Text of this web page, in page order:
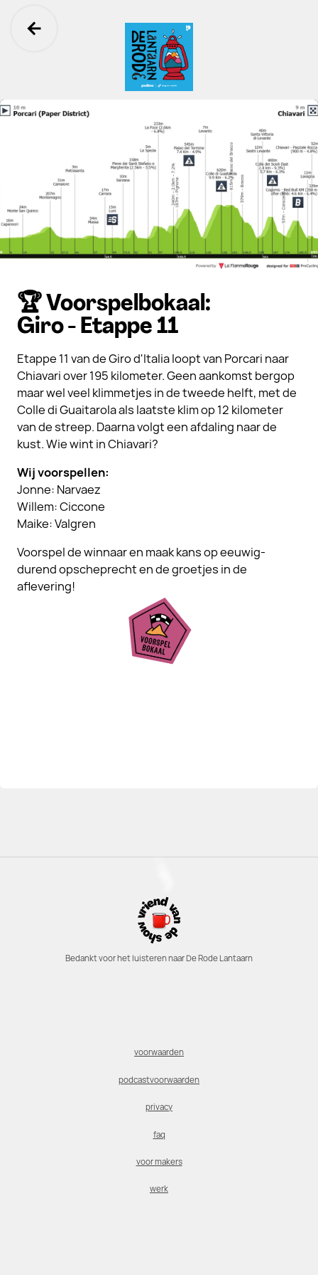
Ga terug
🏆 Voorspelbokaal:
Giro - Etappe 11
Etappe 11 van de Giro d'Italia loopt van Porcari naar
Chiavari over 195 kilometer. Geen aankomst bergop
maar wel veel klimmetjes in de tweede helft, met de
Colle di Guaitarola als laatste klim op 12 kilometer
van de streep. Daarna volgt een afdaling naar de
kust. Wie wint in Chiavari?
Wij voorspellen:
Jonne: Narvaez
Willem: Ciccone
Maike: Valgren
Voorspel de winnaar en maak kans op eeuwig-
durend opscheprecht en de groetjes in de
aflevering!
Bedankt voor het luisteren naar De Rode Lantaarn
voorwaarden
podcastvoorwaarden
privacy
faq
voor makers
werk